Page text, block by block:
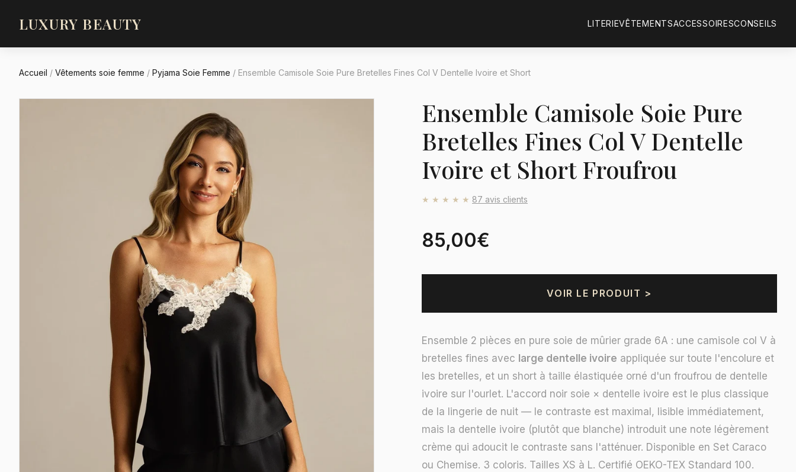
LUXURY BEAUTY LITERIEVÊTEMENTSACCESSOIRESCONSEILS
Accueil / Vêtements soie femme / Pyjama Soie Femme / Ensemble Camisole Soie Pure Bretelles Fines Col V Dentelle Ivoire et Short
Ensemble Camisole Soie Pure
Bretelles Fines Col V Dentelle
Ivoire et Short Froufrou
★★★★★ 87 avis clients
85,00€
VOIR LE PRODUIT >
Ensemble 2 pièces en pure soie de mûrier grade 6A : une camisole col V à
bretelles fines avec large dentelle ivoire appliquée sur toute l'encolure et
les bretelles, et un short à taille élastiquée orné d'un froufrou de dentelle
ivoire sur l'ourlet. L'accord noir soie × dentelle ivoire est le plus classique
de la lingerie de nuit — le contraste est maximal, lisible immédiatement,
mais la dentelle ivoire (plutôt que blanche) introduit une note légèrement
crème qui adoucit le contraste sans l'atténuer. Disponible en Set Caraco
ou Chemise. 3 coloris. Tailles XS à L. Certifié OEKO-TEX Standard 100.